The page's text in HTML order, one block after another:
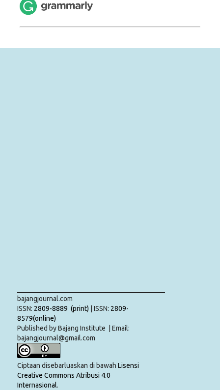
bajangjournal.com
ISSN: 2809-8889 (print) | ISSN: 2809-
8579(online)
Published by Bajang Institute | Email:
bajangjournal@gmail.com
Ciptaan disebarluaskan di bawah Lisensi
Creative Commons Atribusi 4.0
Internasional.